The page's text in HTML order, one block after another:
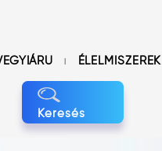
ÉLELMISZEREK
Keresés